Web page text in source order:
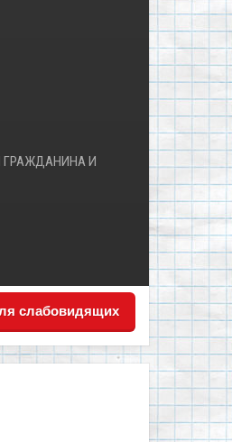
ГРАЖДАНИНА И
слабовидящих